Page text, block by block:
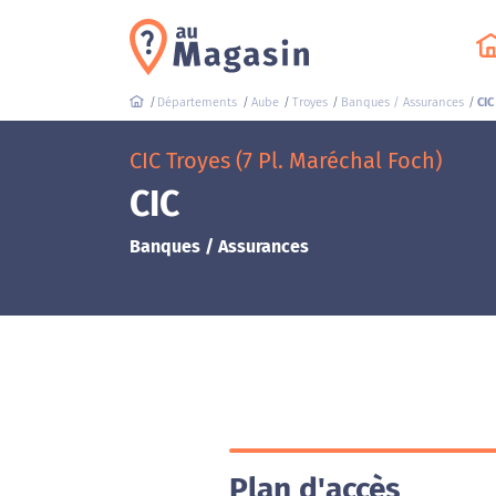
Départements Aube Troyes Banques / Assurances CIC
CIC Troyes (7 Pl. Maréchal Foch)
CIC
Banques / Assurances